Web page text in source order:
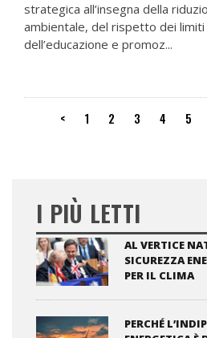
strategica all’insegna della
ambientale, del rispetto dei
dell’educazione e promoz...
< 1 2 3 4 5
I PIÙ LETTI
AL VERTICE
SICUREZZA
PER IL CLIMA
PERCHÉ